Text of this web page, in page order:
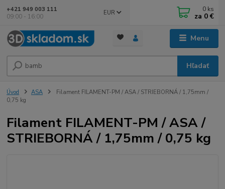
Menu
EUR
Hľadať
+421 949 003 111
09:00 - 16:00
0 ks
za 0 €
Úvod ASA
Filament FILAMENT-PM / ASA / STRIEBORNÁ / 1,75mm /
0,75 kg
Filament FILAMENT-PM / ASA /
STRIEBORNÁ / 1,75mm / 0,75 kg